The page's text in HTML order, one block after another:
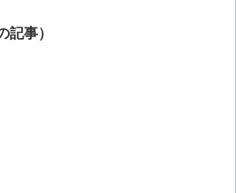
記事）